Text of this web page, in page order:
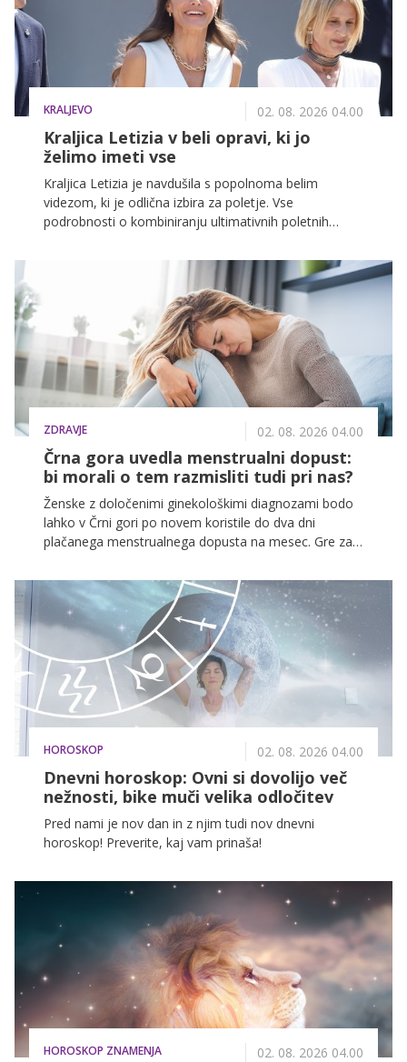
KRALJEVO 02. 08. 2026 04.00
Kraljica Letizia v beli opravi, ki jo
želimo imeti vse
Kraljica Letizia je navdušila s popolnoma belim
videzom, ki je odlična izbira za poletje. Vse
podrobnosti o kombiniranju ultimativnih poletnih
ZDRAVJE 02. 08. 2026 04.00
Črna gora uvedla menstrualni dopust:
bi morali o tem razmisliti tudi pri nas?
Ženske z določenimi ginekološkimi diagnozami bodo
lahko v Črni gori po novem koristile do dva dni
plačanega menstrualnega dopusta na mesec. Gre za
pomembno vprašanje: ali družba boleče menstruacije
še vedno jemlje premalo resno?
HOROSKOP 02. 08. 2026 04.00
Dnevni horoskop: Ovni si dovolijo več
nežnosti, bike muči velika odločitev
Pred nami je nov dan in z njim tudi nov dnevni
horoskop! Preverite, kaj vam prinaša!
HOROSKOP ZNAMENJA 02. 08. 2026 04.00